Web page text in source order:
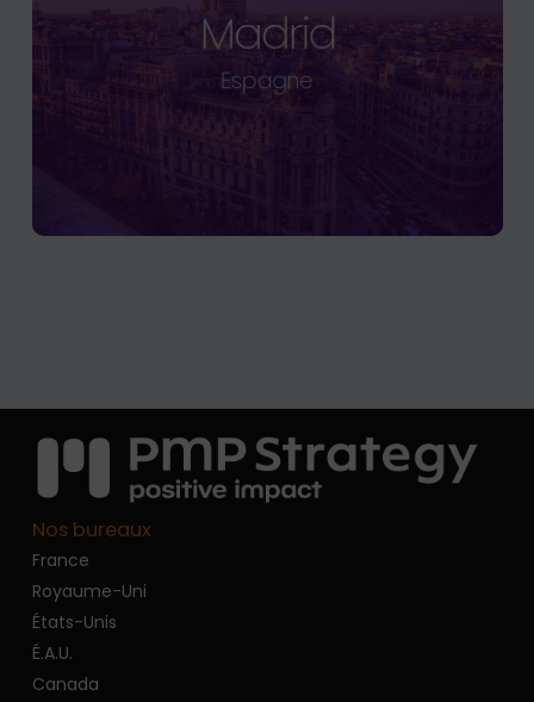
Madrid
Espagne
Nos bureaux
France
Royaume-Uni
États-Unis
É.A.U.
Canada